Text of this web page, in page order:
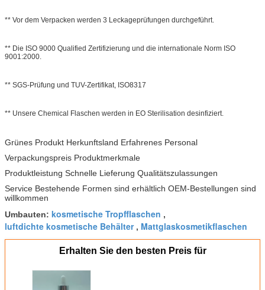
** Vor dem Verpacken werden 3 Leckageprüfungen durchgeführt.
** Die ISO 9000 Qualified Zertifizierung und die internationale Norm ISO
9001:2000.
** SGS-Prüfung und TUV-Zertifikat, ISO8317
** Unsere Chemical Flaschen werden in EO Sterilisation desinfiziert.
Grünes Produkt Herkunftsland Erfahrenes Personal
Verpackungspreis Produktmerkmale
Produktleistung Schnelle Lieferung Qualitätszulassungen
Service Bestehende Formen sind erhältlich OEM-Bestellungen sind
willkommen
Umbauten: kosmetische Tropfflaschen ,
luftdichte kosmetische Behälter, Mattglaskosmetikflaschen
Erhalten Sie den besten Preis für